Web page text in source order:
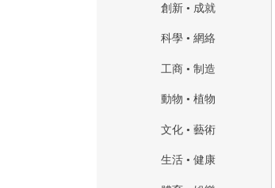
創新 • 成就
科學 • 網絡
工商 • 制造
動物 • 植物
文化 • 藝術
生活 • 健康